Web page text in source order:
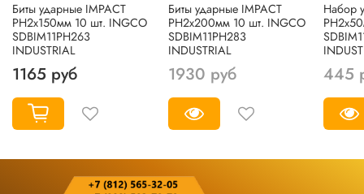
Биты ударные IMPACT
РН2х150мм 10 шт. INGCO
SDBIM11PH263
INDUSTRIAL
1165 руб
Биты ударные IMPACT
РН2х200мм 10 шт. INGCO
SDBIM11PH283
INDUSTRIAL
1930 руб
Набор
445